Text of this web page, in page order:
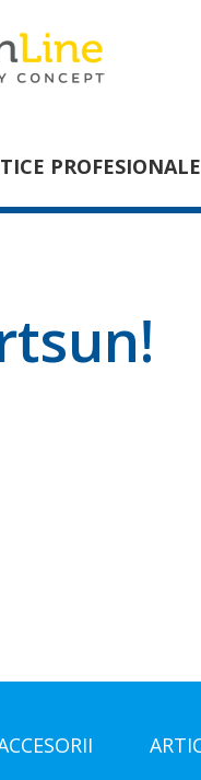
PROFESIONALE